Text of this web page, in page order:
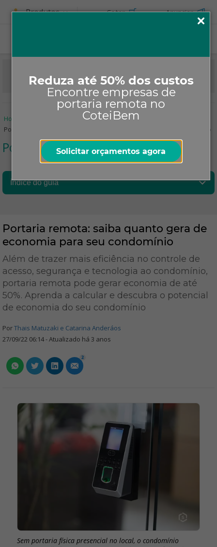
Reduza até 50% dos custos
Encontre empresas de
portaria remota no
CoteiBem
Solicitar orçamentos agora
Produtos Cotar Anunciar
Home Manutenção
Portaria Virtual
Portaria remota: saiba quanto gera de economia para seu condomínio
Portaria Virtual
Portaria remota: saiba quanto gera de
economia para seu condomínio
Além de trazer mais eficiência no controle de
acesso, segurança e tecnologia ao condomínio,
portaria remota pode gerar economia de até
50%. Aprenda a calcular e descubra o potencial
de economia do seu condomínio
PorThais Matuzaki e Catarina Anderáos
27/09/22 06:14 - Atualizado há 3 anos
2
Sem portaria física presencial no local, o condomínio